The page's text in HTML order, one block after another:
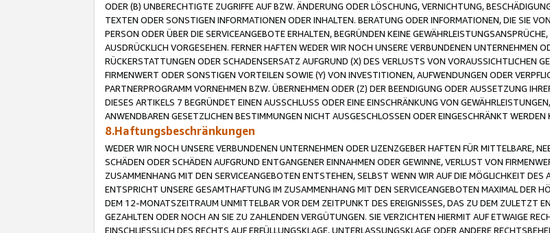
ODER (B) UNBERECHTIGTE ZUGRIFFE AUF BZW. ÄNDERUNG ODER LÖSCHUNG, VERNICHTUNG,
TEXTEN ODER SONSTIGEN INFORMATIONEN ODER INHALTEN. BERATUNG ODER INFORMATIONEN, DIE SIE
PERSON ODER ÜBER DIE SERVICEANGEBOTE ERHALTEN, BEGRÜNDEN KEINE
AUSDRÜCKLICH VORGESEHEN. FERNER HAFTEN WEDER WIR NOCH UNSERE VERBUNDENEN UNTERNEHMEN
RÜCKERSTATTUNGEN ODER SCHADENSERSATZ AUFGRUND (X) DES VERLUSTS VON VORAUSSICHTLICHEN
FIRMENWERT ODER SONSTIGEN VORTEILEN SOWIE (Y) VON INVESTITIONEN, AUFWENDUNGEN ODER
PARTNERPROGRAMM VORNEHMEN BZW. ÜBERNEHMEN ODER (Z) DER BEENDIGUNG ODER AUSSETZUNG
DIESES ARTIKELS 7 BEGRÜNDET EINEN AUSSCHLUSS ODER EINE EINSCHRÄNKUNG VON
ANWENDBAREN GESETZLICHEN BESTIMMUNGEN NICHT AUSGESCHLOSSEN ODER EINGESCHRÄNKT WERDEN
8.Haftungsbeschränkungen
WEDER WIR NOCH UNSERE VERBUNDENEN UNTERNEHMEN ODER LIZENZGEBER HAFTEN FÜR MITTELBARE,
SCHÄDEN ODER SCHÄDEN AUFGRUND ENTGANGENER EINNAHMEN ODER GEWINNE, VERLUST VON
ZUSAMMENHANG MIT DEN SERVICEANGEBOTEN ENTSTEHEN, SELBST WENN WIR AUF DIE MÖGLICHKEIT DES
ENTSPRICHT UNSERE GESAMTHAFTUNG IM ZUSAMMENHANG MIT DEN SERVICEANGEBOTEN MAXIMAL DER
DEM 12-MONATSZEITRAUM UNMITTELBAR VOR DEM ZEITPUNKT DES EREIGNISSES, DAS ZU DEM ZULETZT
GEZAHLTEN ODER NOCH AN SIE ZU ZAHLENDEN VERGÜTUNGEN. SIE VERZICHTEN HIERMIT AUF ETWAIGE
EINSCHLIESSLICH DES RECHTS AUF ERFÜLLUNGSKLAGE, UNTERLASSUNGSKLAGE ODER ANDERE